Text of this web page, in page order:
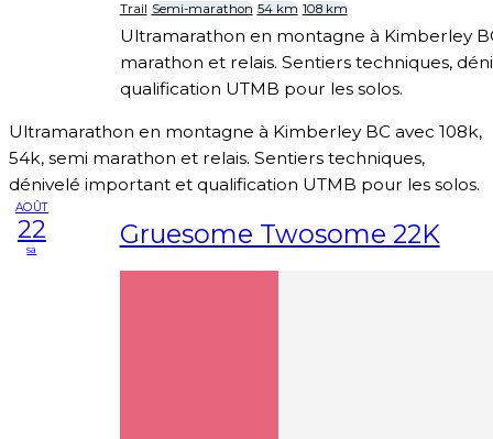
Trail Semi-marathon 54 km 108 km
Ultramarathon en montagne à Kimberley
marathon et relais. Sentiers techniques,
qualification UTMB pour les solos.
Ultramarathon en montagne à Kimberley BC avec 108k,
54k, semi marathon et relais. Sentiers techniques,
dénivelé important et qualification UTMB pour les solos.
AOÛT
22
sa Gruesome Twosome 22K